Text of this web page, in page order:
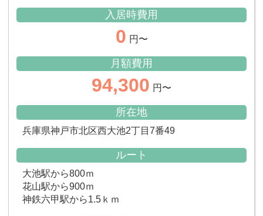
入居時費用
0 円〜
月額費用
94,300 円〜
所在地
兵庫県神戸市北区西大池2丁目7番49
ルート
大池駅から800ｍ
花山駅から900ｍ
神鉄六甲駅から1.5ｋｍ